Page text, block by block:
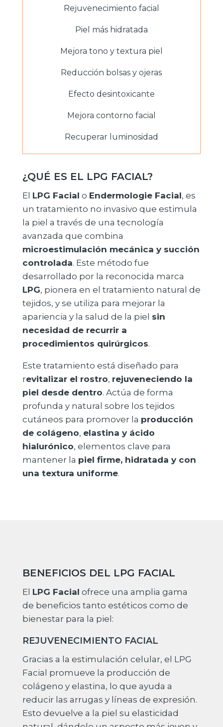
Rejuvenecimiento facial
Piel más hidratada
Mejora tono y textura piel
Reducción bolsas y ojeras
Efecto desintoxicante
Mejora contorno facial
Recuperar luminosidad
¿QUÉ ES EL LPG FACIAL?
El LPG Facial o Endermologie Facial, es
un tratamiento no invasivo que estimula
la piel a través de una tecnología
avanzada que combina
microestimulación mecánica y succión
controlada. Este método fue
desarrollado por la reconocida marca
LPG, pionera en el tratamiento natural de
tejidos, y se utiliza para mejorar la
apariencia y la salud de la piel sin
necesidad de recurrir a
procedimientos quirúrgicos.
Este tratamiento está diseñado para
revitalizar el rostro, rejuveneciendo la
piel desde dentro. Actúa de forma
profunda y natural sobre los tejidos
cutáneos para promover la producción
de colágeno, elastina y ácido
hialurónico, elementos clave para
mantener la piel firme, hidratada y con
una textura uniforme.
BENEFICIOS DEL LPG FACIAL
El LPG Facial ofrece una amplia gama
de beneficios tanto estéticos como de
bienestar para la piel:
REJUVENECIMIENTO FACIAL
Gracias a la estimulación celular, el LPG
Facial promueve la producción de
colágeno y elastina, lo que ayuda a
reducir las arrugas y líneas de expresión.
Esto devuelve a la piel su elasticidad